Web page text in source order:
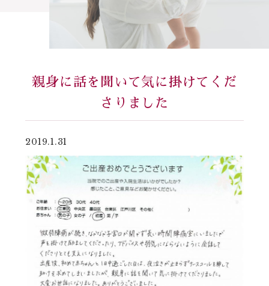
親身に話を聞いて気に掛けてくだ
さりました
2019.1.31